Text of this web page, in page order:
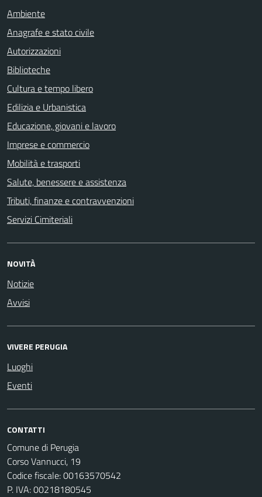
Ambiente
Anagrafe e stato civile
Autorizzazioni
Biblioteche
Cultura e tempo libero
Edilizia e Urbanistica
Educazione, giovani e lavoro
Imprese e commercio
Mobilità e trasporti
Salute, benessere e assistenza
Tributi, finanze e contravvenzioni
Servizi Cimiteriali
NOVITÀ
Notizie
Avvisi
VIVERE PERUGIA
Luoghi
Eventi
CONTATTI
Comune di Perugia
Corso Vannucci, 19
Codice fiscale: 00163570542
P. IVA: 00218180545